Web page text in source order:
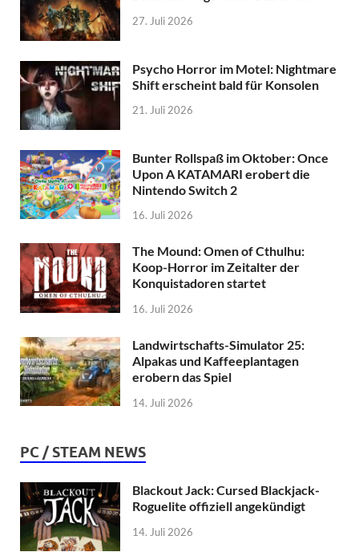
27. Juli 2026
Psycho Horror im Motel: Nightmare
Shift erscheint bald für Konsolen
21. Juli 2026
Bunter Rollspaß im Oktober: Once
Upon A KATAMARI erobert die
Nintendo Switch 2
16. Juli 2026
The Mound: Omen of Cthulhu:
Koop-Horror im Zeitalter der
Konquistadoren startet
16. Juli 2026
Landwirtschafts-Simulator 25:
Alpakas und Kaffeeplantagen
erobern das Spiel
14. Juli 2026
PC / STEAM NEWS
Blackout Jack: Cursed Blackjack-
Roguelite offiziell angekündigt
14. Juli 2026